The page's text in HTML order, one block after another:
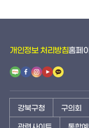
개인정보 처리방침홈페
강북구청 구의회